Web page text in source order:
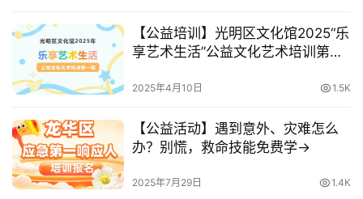
【公益培训】光明区文化馆2025“乐
享艺术生活”公益文化艺术培训第一
2025年4月10日 1.5K
【公益活动】遇到意外、灾难怎么
办？别慌，救命技能免费学→
2025年7月29日 1.4K